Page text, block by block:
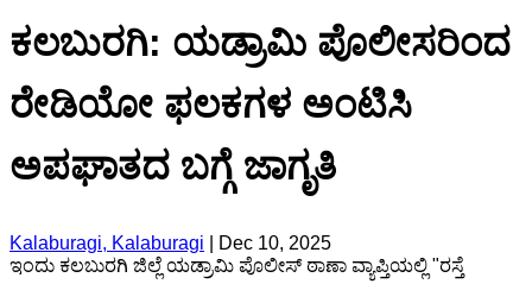
ಕಲಬುರಗಿ: ಯಡ್ರಾಮಿ ಪೊಲೀಸರಿಂದ
ರೇಡಿಯೋ ಫಲಕಗಳ ಅಂಟಿಸಿ
ಅಪಘಾತದ ಬಗ್ಗೆ ಜಾಗೃತಿ
Kalaburagi, Kalaburagi
Dec 10, 2025
ಇಂದು ಕಲಬುರಗಿ ಜಿಲ್ಲೆ ಯಡ್ರಾಮಿ ಪೊಲೀಸ್‌ ಠಾಣಾ ವ್ಯಾಪ್ತಿಯಲ್ಲಿ "ರಸ್ತೆ